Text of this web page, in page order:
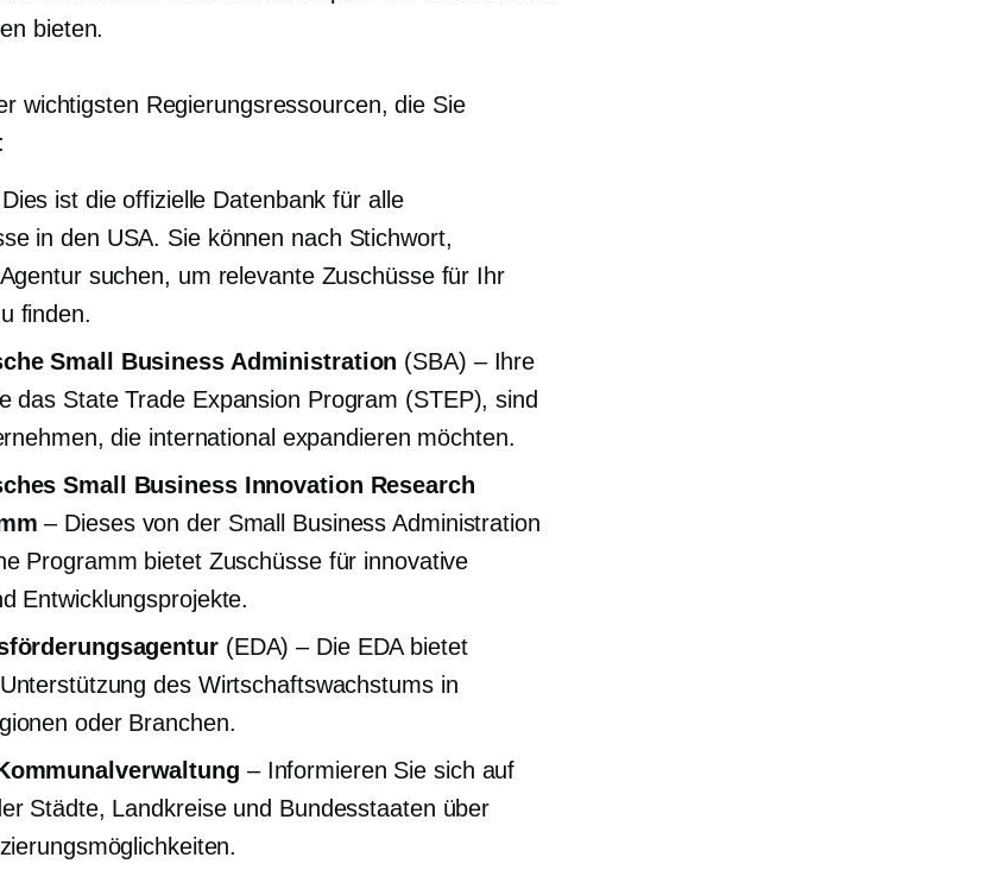
bieten.
wichtigsten Regierungsressourcen, die Sie
ist die offizielle Datenbank für alle
in den USA. Sie können nach Stichwort,
suchen, um relevante Zuschüsse für Ihr
finden.
Small Business Administration (SBA) – Ihre
das State Trade Expansion Program (STEP), sind
die international expandieren möchten.
Small Business Innovation Research
– Dieses von der Small Business Administration
Programm bietet Zuschüsse für innovative
Entwicklungsprojekte.
(EDA) – Die EDA bietet
des Wirtschaftswachstums in
oder Branchen.
– Informieren Sie sich auf
Städte, Landkreise und Bundesstaaten über